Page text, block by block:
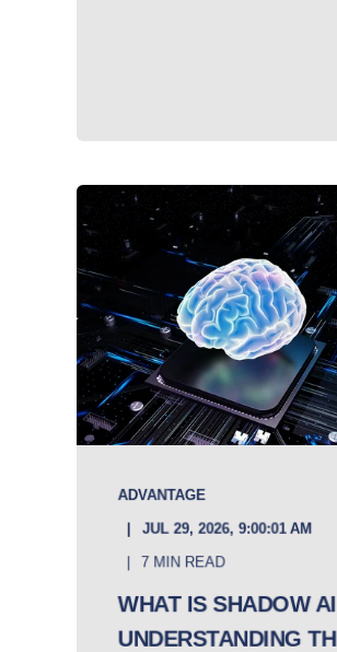
ADVANTAGE
JUL 29, 2026, 9:00:01 AM
7 MIN READ
WHAT IS SHADOW
UNDERSTANDING